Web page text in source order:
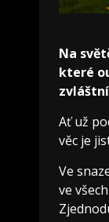
Na
které
Ať už
věc je
Ve
ve